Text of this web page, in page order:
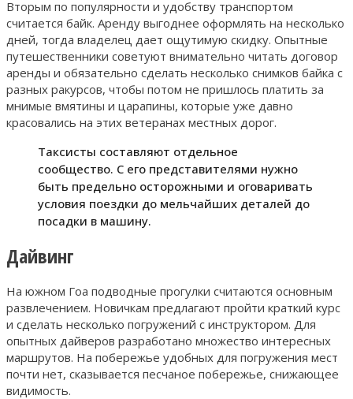
Вторым по популярности и удобству транспортом
считается байк. Аренду выгоднее оформлять на несколько
дней, тогда владелец дает ощутимую скидку. Опытные
путешественники советуют внимательно читать договор
аренды и обязательно сделать несколько снимков байка с
разных ракурсов, чтобы потом не пришлось платить за
мнимые вмятины и царапины, которые уже давно
красовались на этих ветеранах местных дорог.
Таксисты составляют отдельное
сообщество. С его представителями нужно
быть предельно осторожными и оговаривать
условия поездки до мельчайших деталей до
посадки в машину.
Дайвинг
На южном Гоа подводные прогулки считаются основным
развлечением. Новичкам предлагают пройти краткий курс
и сделать несколько погружений с инструктором. Для
опытных дайверов разработано множество интересных
маршрутов. На побережье удобных для погружения мест
почти нет, сказывается песчаное побережье, снижающее
видимость.